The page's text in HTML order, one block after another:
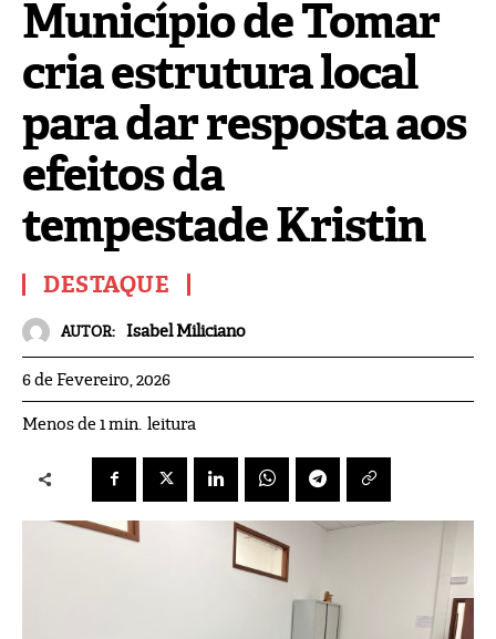
Município de Tomar
cria estrutura local
para dar resposta aos
efeitos da
tempestade Kristin
DESTAQUE
AUTOR: Isabel Miliciano
6 de Fevereiro, 2026
Menos de 1min. leitura